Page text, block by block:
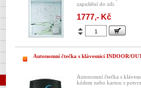
zapuštění do zdi.
1777,- Kč
Autonomní čtečka s klávesnicí INDOOR/
Autonomní čtečka s
kódem nebo kartou s